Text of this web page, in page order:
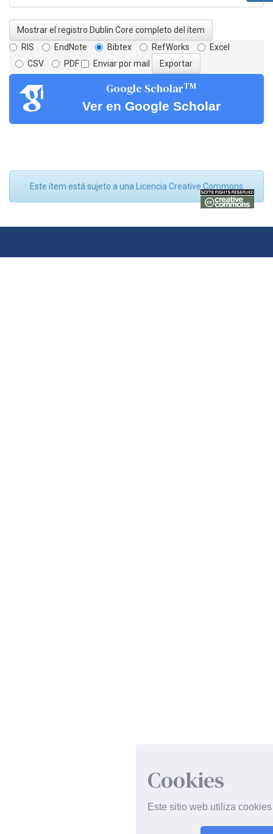
Cookies
Este sitio web utiliza
Mostrar el registro Dublin Core completo del ítem
RIS
EndNote Bibtex RefWorks
Excel
CSV
PDF Enviar por mail
Google ScholarTM
Ver en Google Scholar
Este ítem está sujeto a una Licencia Creative Commons